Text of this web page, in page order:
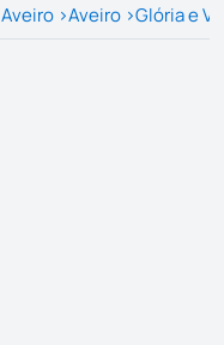
Aveiro >Aveiro >Glória e